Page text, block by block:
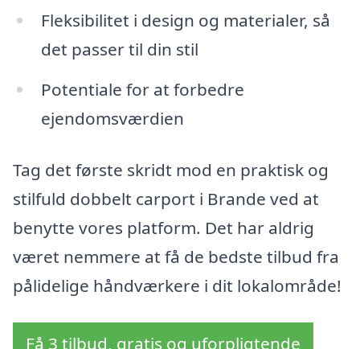
Fleksibilitet i design og materialer, så
det passer til din stil
Potentiale for at forbedre
ejendomsværdien
Tag det første skridt mod en praktisk og
stilfuld dobbelt carport i Brande ved at
benytte vores platform. Det har aldrig
været nemmere at få de bedste tilbud fra
pålidelige håndværkere i dit lokalområde!
Få 3 tilbud, gratis og uforpligtende